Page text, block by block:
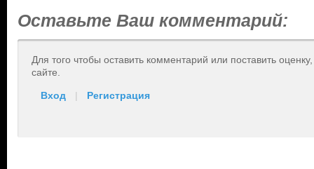
Оставьте Ваш комментарий:
Для того чтобы оставить комментарий или поставить
сайте.
Вход | Регистрация